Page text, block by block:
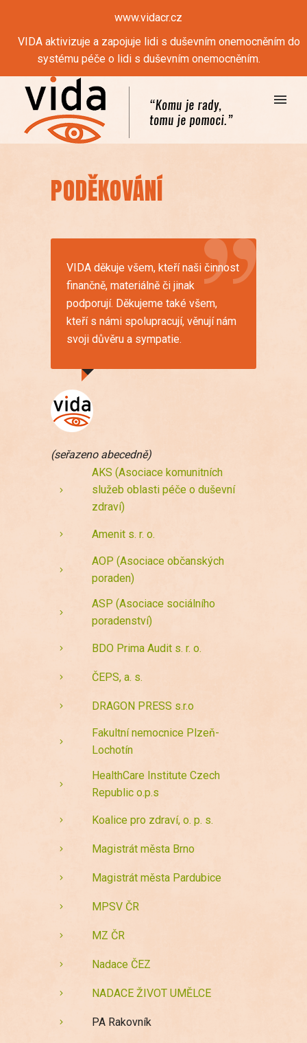
www.vidacr.cz
VIDA aktivizuje a zapojuje lidi s duševním onemocněním do
systému péče o lidi s duševním onemocněním.
PODĚKOVÁNÍ
VIDA děkuje všem, kteří naši činnost
finančně, materiálně či jinak
podporují. Děkujeme také všem,
kteří s námi spolupracují, věnují nám
svoji důvěru a sympatie.
(seřazeno abecedně)
AKS (Asociace komunitních
služeb oblasti péče o duševní
zdraví)
Amenit s. r. o.
AOP (Asociace občanských
poraden)
ASP (Asociace sociálního
poradenství)
BDO Prima Audit s. r. o.
ČEPS, a. s.
DRAGON PRESS s.r.o
Fakultní nemocnice Plzeň-
Lochotín
HealthCare Institute Czech
Republic o.p.s
Koalice pro zdraví, o. p. s.
Magistrát města Brno
Magistrát města Pardubice
MPSV ČR
MZ ČR
Nadace ČEZ
NADACE ŽIVOT UMĚLCE
PA Rakovník